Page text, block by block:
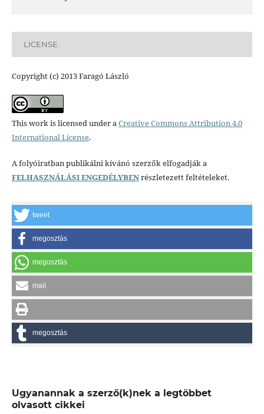
LICENSE
Copyright (c) 2013 Faragó László
This work is licensed under aCreative Commons Attribution 4.0
International License.
A folyóiratban publikálni kívánó szerzők elfogadják a
FELHASZNÁLÁSI ENGEDÉLYBENrészletezett feltételeket.
tweet
megosztás
megosztás
mail
megosztás
Ugyanannak a szerző(k)nek a legtöbbet
olvasott cikkei